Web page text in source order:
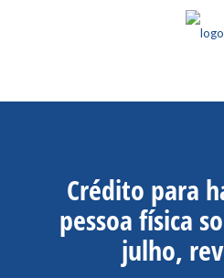
Crédito para
pessoa física
julho,